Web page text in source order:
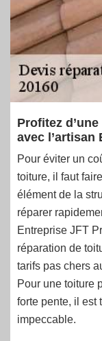
Profitez
avec l’artisan
Pour éviter un
toiture, il faut
élément de la
réparer
Entreprise JFT
réparation de
tarifs pas chers
Pour une toiture
forte pente, il est
impeccable.